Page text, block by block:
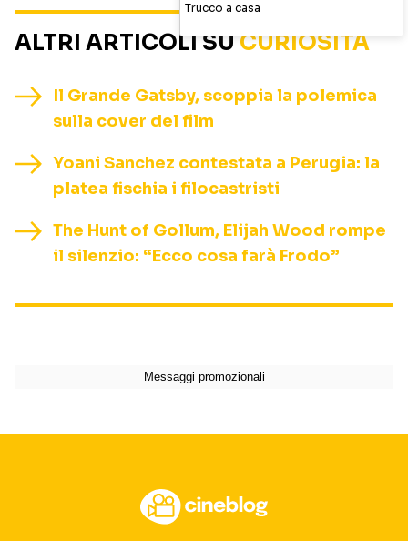
ALTRI ARTICOLI SUCURIOSITÀ
Il Grande Gatsby, scoppia la polemica
sulla cover del film
Yoani Sanchez contestata a Perugia: la
platea fischia i filocastristi
The Hunt of Gollum, Elijah Wood rompe
il silenzio: “Ecco cosa farà Frodo”
Trucco a casa